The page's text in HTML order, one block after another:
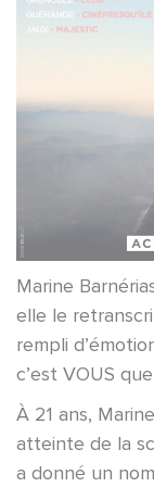
Marine
elle le
rempli
c’est VOUS
À 21 ans,
atteinte de la
a donné un